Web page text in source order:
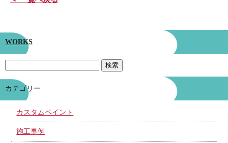
WORKS
カテゴリー
カスタムペイント
施工事例